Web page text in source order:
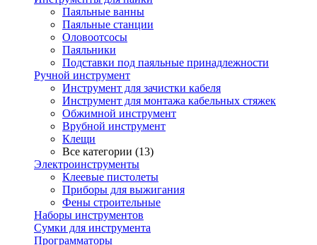
Паяльные ванны
Паяльные станции
Оловоотсосы
Паяльники
Подставки под паяльные принадлежности
Ручной инструмент
Инструмент для зачистки кабеля
Инструмент для монтажа кабельных стяжек
Обжимной инструмент
Врубной инструмент
Клещи
Все категории (13)
Электроинструменты
Клеевые пистолеты
Приборы для выжигания
Фены строительные
Наборы инструментов
Сумки для инструмента
Программаторы